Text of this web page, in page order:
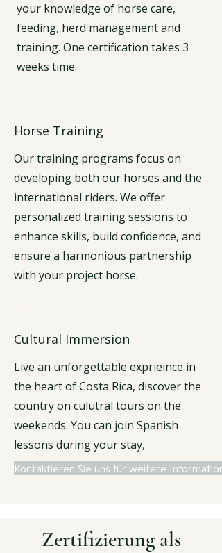
your knowledge of horse care,
feeding, herd management and
training. One certification takes 3
weeks time.
Horse Training
Our training programs focus on
developing both our horses and the
international riders. We offer
personalized training sessions to
enhance skills, build confidence, and
ensure a harmonious partnership
with your project horse.
Cultural Immersion
Live an unforgettable exprieince in
the heart of Costa Rica, discover the
country on culutral tours on the
weekends. You can join Spanish
lessons during your stay,
Kontaktieren Sie uns für weitere
Zertifizierung als